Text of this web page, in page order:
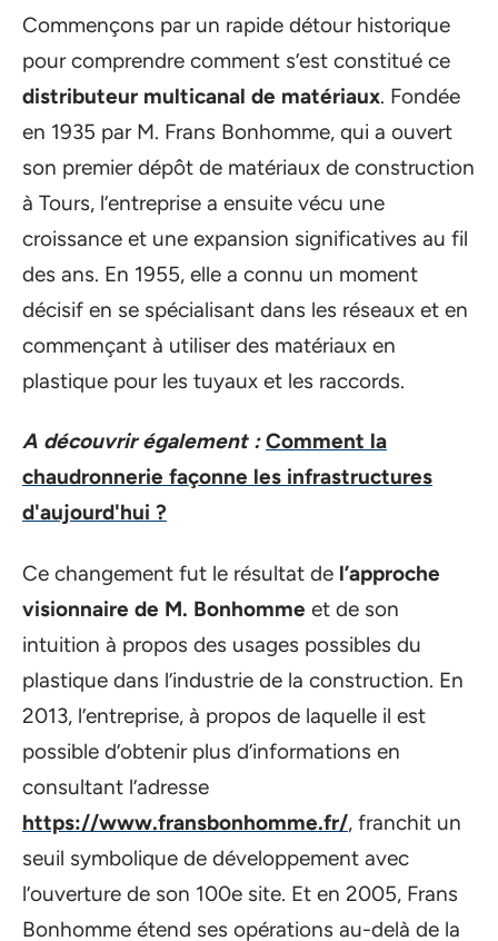
Commençons par un rapide détour historique
pour comprendre comment s’est constitué ce
distributeur multicanal de matériaux. Fondée
en 1935 par M. Frans Bonhomme, qui a ouvert
son premier dépôt de matériaux de construction
à Tours, l’entreprise a ensuite vécu une
croissance et une expansion significatives au fil
des ans. En 1955, elle a connu un moment
décisif en se spécialisant dans les réseaux et en
commençant à utiliser des matériaux en
plastique pour les tuyaux et les raccords.
A découvrir également : Comment la
chaudronnerie façonne les infrastructures
d'aujourd'hui ?
Ce changement fut le résultat de l’approche
visionnaire de M. Bonhomme et de son
intuition à propos des usages possibles du
plastique dans l’industrie de la construction. En
2013, l’entreprise, à propos de laquelle il est
possible d’obtenir plus d’informations en
consultant l’adresse
https://www.fransbonhomme.fr/, franchit un
seuil symbolique de développement avec
l’ouverture de son 100e site. Et en 2005, Frans
Bonhomme étend ses opérations au-delà de la